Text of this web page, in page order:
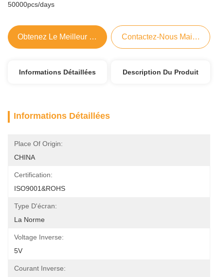
50000pcs/days
Obtenez Le Meilleur Prix Contactez-Nous Maintenant
Informations Détaillées Description Du Produit
Informations Détaillées
Place Of Origin:
CHINA
Certification:
ISO9001&ROHS
Type D'écran:
La Norme
Voltage Inverse:
5V
Courant Inverse: